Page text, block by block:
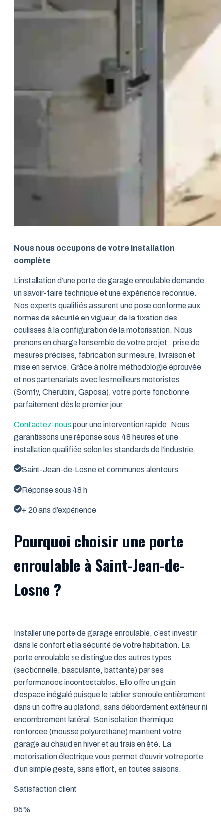
Nous nous occupons de votre installation
complète
L’installation d’une porte de garage enroulable demande
un savoir-faire technique et une expérience reconnue.
Nos experts qualifiés assurent une pose conforme aux
normes de sécurité en vigueur, de la fixation des
coulisses à la configuration de la motorisation. Nous
prenons en charge l’ensemble de votre projet : prise de
mesures précises, fabrication sur mesure, livraison et
mise en service. Grâce à notre méthodologie éprouvée
et nos partenariats avec les meilleurs motoristes
(Somfy, Cherubini, Gaposa), votre porte fonctionne
parfaitement dès le premier jour.
Contactez-nous pour une intervention rapide. Nous
garantissons une réponse sous 48 heures et une
installation qualifiée selon les standards de l’industrie.
Saint-Jean-de-Losne et communes alentours
Réponse sous 48 h
+ 20 ans d’expérience
Pourquoi choisir une porte
enroulable à Saint-Jean-de-
Losne ?
Installer une porte de garage enroulable, c’est investir
dans le confort et la sécurité de votre habitation. La
porte enroulable se distingue des autres types
(sectionnelle, basculante, battante) par ses
performances incontestables. Elle offre un gain
d’espace inégalé puisque le tablier s’enroule entièrement
dans un coffre au plafond, sans débordement extérieur ni
encombrement latéral. Son isolation thermique
renforcée (mousse polyuréthane) maintient votre
garage au chaud en hiver et au frais en été. La
motorisation électrique vous permet d’ouvrir votre porte
d’un simple geste, sans effort, en toutes saisons.
Satisfaction client
95%